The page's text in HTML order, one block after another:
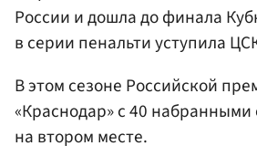
России и дошла до финала
в серии пенальти уступила
В этом сезоне Российской
«Краснодар» с 40
на втором месте.